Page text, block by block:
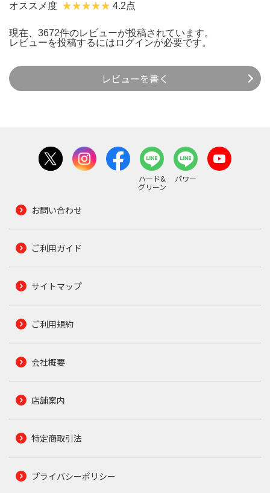
オススメ度 4.2点
現在、3672件のレビューが投稿されています。
レビューを投稿するには ログインが必要です。
レビューを書く
ハード&
グリーン
パワー
お問い合わせ
ご利用ガイド
サイトマップ
ご利用規約
会社概要
店舗案内
特定商取引法
プライバシーポリシー